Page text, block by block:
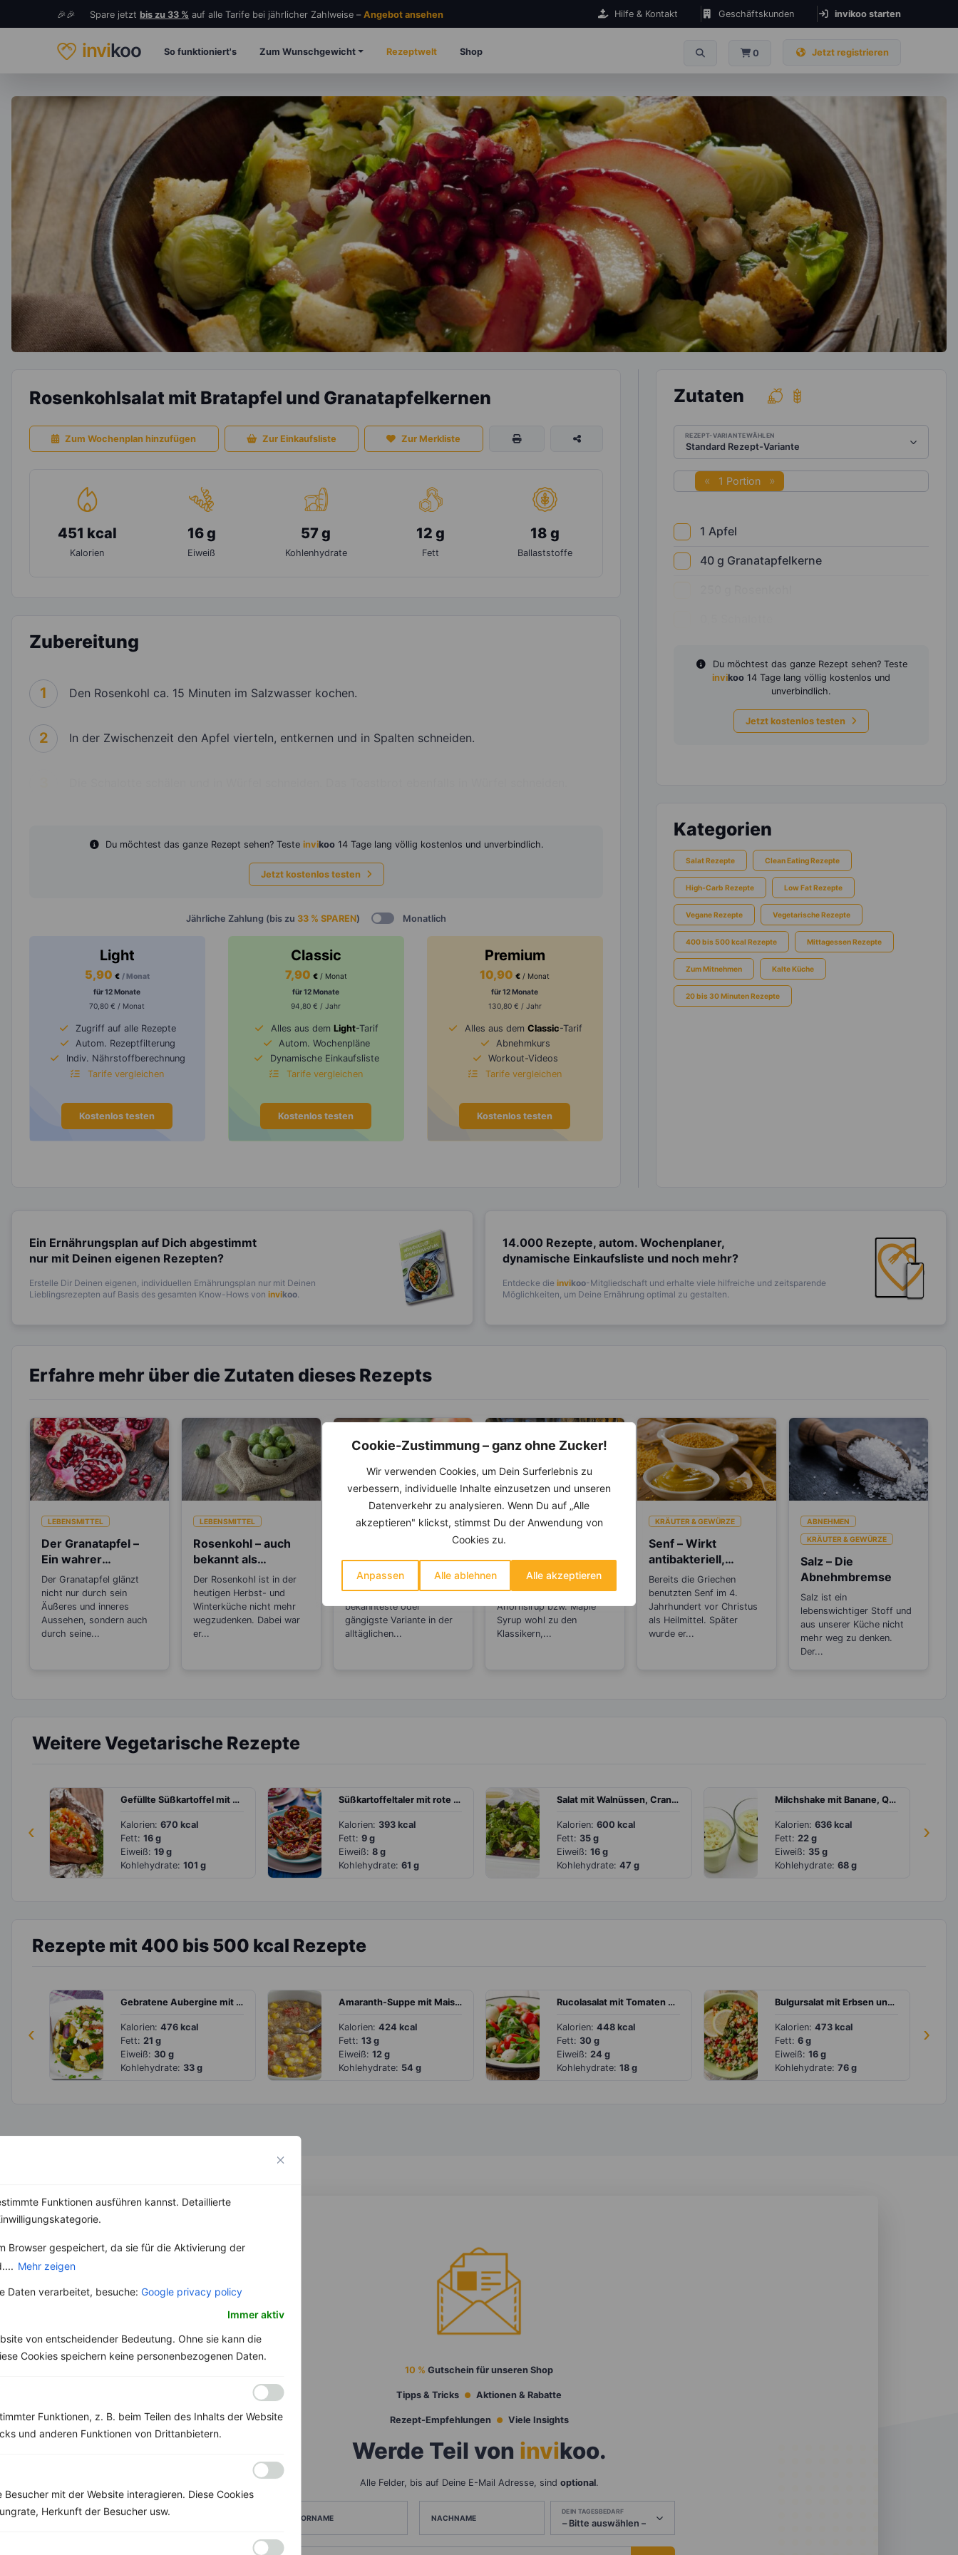
Cookie-Zustimmung – ganz ohne Zucker!
Wir verwenden Cookies, um Dein Surferlebnis zu
verbessern, individuelle Inhalte einzusetzen und unseren
Datenverkehr zu analysieren. Wenn Du auf „Alle
akzeptieren" klickst, stimmst Du der Anwendung von
Cookies zu.
Anpassen Alle ablehnen Alle akzeptieren
Funktionen ausführen kannst. Detaillierte
Browser gespeichert, da sie für die Aktivierung der
Mehr zeigen
Daten verarbeitet, besuche: Google privacy policy
Immer aktiv
von entscheidender Bedeutung. Ohne sie kann die
Cookies speichern keine personenbezogenen Daten.
Funktionen, z. B. beim Teilen des Inhalts der Website
und anderen Funktionen von Drittanbietern.
mit der Website interagieren. Diese Cookies
Herkunft der Besucher usw.
🎉🎉 Spare jetzt bis zu 33 % auf alle Tarife bei jährlicher Zahlweise – Angebot ansehen Hilfe & Kontakt Geschäftskunden invikoo starten
invikoo So funktioniert's Zum Wunschgewicht Rezeptwelt Shop 0 Jetzt registrieren
Rosenkohlsalat mit Bratapfel und Granatapfelkernen
Zum Wochenplan hinzufügen Zur Einkaufsliste Zur Merkliste
451 kcal
Kalorien
16 g
Eiweiß
57 g
Kohlenhydrate
12 g
Fett
18 g
Ballaststoffe
Zubereitung
1 Den Rosenkohl ca. 15 Minuten im Salzwasser kochen.
2 In der Zwischenzeit den Apfel vierteln, entkernen und in Spalten schneiden.
Du möchtest das ganze Rezept sehen? Teste invikoo 14 Tage lang völlig kostenlos und unverbindlich.
Jetzt kostenlos testen
Jährliche Zahlung (bis zu 33 % SPAREN) Monatlich
Light
5,90 € / Monat
für 12 Monate
70,80 € / Monat
Zugriff auf alle Rezepte
Autom. Rezeptfilterung
Indiv. Nährstoffberechnung
Tarife vergleichen
Kostenlos testen
Classic
7,90 € / Monat
für 12 Monate
94,80 € / Jahr
Alles aus dem Light-Tarif
Autom. Wochenpläne
Dynamische Einkaufsliste
Tarife vergleichen
Kostenlos testen
Premium
10,90€ / Monat
für 12 Monate
130,80 € / Jahr
Alles aus dem Classic-Tarif
Abnehmkurs
Workout-Videos
Tarife vergleichen
Kostenlos testen
Zutaten
REZEPT-VARIANTE WÄHLEN
1 Portion
1 Apfel
40 g Granatapfelkerne
Du möchtest das ganze Rezept sehen? Teste
invikoo 14 Tage lang völlig kostenlos und
unverbindlich.
Jetzt kostenlos testen
Kategorien
Salat Rezepte Clean Eating Rezepte
High-Carb Rezepte Low Fat Rezepte
Vegane Rezepte Vegetarische Rezepte
400 bis 500 kcal Rezepte Mittagessen Rezepte
Zum Mitnehmen Kalte Küche
20 bis 30 Minuten Rezepte
Ein Ernährungsplan auf Dich abgestimmt
nur mit Deinen eigenen Rezepten?
Erstelle Dir Deinen eigenen, individuellen Ernährungsplan nur mit Deinen
Lieblingsrezepten auf Basis des gesamten Know-Hows von invikoo.
14.000 Rezepte, autom. Wochenplaner,
dynamische Einkaufsliste und noch mehr?
Entdecke die invikoo-Mitgliedschaft und erhalte viele hilfreiche und zeitsparende
Möglichkeiten, um Deine Ernährung optimal zu gestalten.
Erfahre mehr über die Zutaten dieses Rezepts
LEBENSMITTEL
Der Granatapfel –
Ein wahrer
Jungbrunnen
Der Granatapfel glänzt
nicht nur durch sein
Äußeres und inneres
Aussehen, sondern auch
durch seine...
LEBENSMITTEL
Rosenkohl – auch
bekannt als
„Brüsseler
Sprossen“
Der Rosenkohl ist in der
heutigen Herbst- und
Winterküche nicht mehr
wegzudenken. Dabei war
er...
LEBENSMITTEL
Appetit und
Heißhunger
ausbremst
Unter den Fruchtessigen
ist der Apfelessig wohl die
bekannteste oder
gängigste Variante in der
alltäglichen...
LEBENSMITTEL
Ahornsirup – bis zu
40 % weniger
Kalorien als Zucker
Besonders in Kanada und
Amerika gehört der
Ahornsirup bzw. Maple
Syrup wohl zu den
Klassikern,...
KRÄUTER & GEWÜRZE
Senf – Wirkt
antibakteriell,
entzündungshemm
end und Blutdruck
senkend
Bereits die Griechen
benutzten Senf im 4.
Jahrhundert vor Christus
als Heilmittel. Später
wurde er...
ABNEHMEN
KRÄUTER & GEWÜRZE
Salz – Die
Abnehmbremse
Salz ist ein
lebenswichtiger Stoff und
aus unserer Küche nicht
mehr weg zu denken.
Der...
Weitere Vegetarische Rezepte
‹ ›
Gefüllte Süßkartoffel mit Couscous, Paprika und Feta
Kalorien: 670 kcal
Fett: 16 g
Eiweiß: 19 g
Kohlehydrate: 101 g
Süßkartoffeltaler mit rote Bete und orientalischen Kichererbsen
Kalorien: 393 kcal
Fett: 9 g
Eiweiß: 8 g
Kohlehydrate: 61 g
Salat mit Walnüssen, Cranberries und Parmesan
Kalorien: 600 kcal
Fett: 35 g
Eiweiß: 16 g
Kohlehydrate: 47 g
Milchshake mit Banane, Quark und Pistazien
Kalorien: 636 kcal
Fett: 22 g
Eiweiß: 35 g
Kohlehydrate: 68 g
Rezepte mit 400 bis 500 kcal Rezepte
‹ ›
Gebratene Aubergine mit Zucchini, Kartoffel und Feta
Kalorien: 476 kcal
Fett: 21 g
Eiweiß: 30 g
Kohlehydrate: 33 g
Amaranth-Suppe mit Mais und Paprika
Kalorien: 424 kcal
Fett: 13 g
Eiweiß: 12 g
Kohlehydrate: 54 g
Rucolasalat mit Tomaten und Mozzarella
Kalorien: 448 kcal
Fett: 30 g
Eiweiß: 24 g
Kohlehydrate: 18 g
Bulgursalat mit Erbsen und Paprika
Kalorien: 473 kcal
Fett: 6 g
Eiweiß: 16 g
Kohlehydrate: 76 g
10 % Gutschein für unseren Shop
Tipps & Tricks Aktionen & Rabatte
Rezept-Empfehlungen Viele Insights
Werde Teil von invikoo.
Alle Felder, bis auf Deine E-Mail Adresse, sind optional.
VORNAME NACHNAME
DEIN TAGESBEDARF